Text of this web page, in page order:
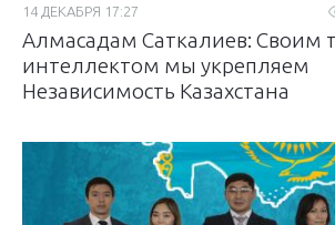
14 ДЕКАБРЯ 17:27
Алмасадам Саткалиев: Своим
интеллектом мы укрепляем
Независимость Казахстана